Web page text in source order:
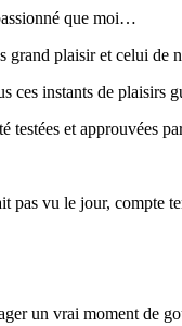
que moi…
grand plaisir et celui de
ces instants de
testées et approuvées
pas vu le jour, compte
un vrai moment de